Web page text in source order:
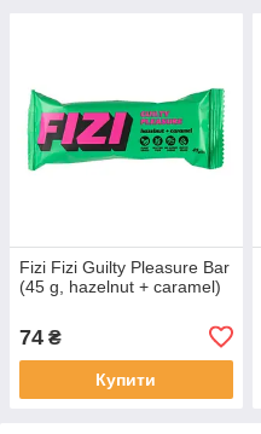
Fizi Fizi Guilty Pleasure Bar
(45 g, hazelnut + caramel)
74 ₴
Купити